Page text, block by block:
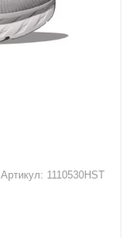
Артикул: 1110530HST